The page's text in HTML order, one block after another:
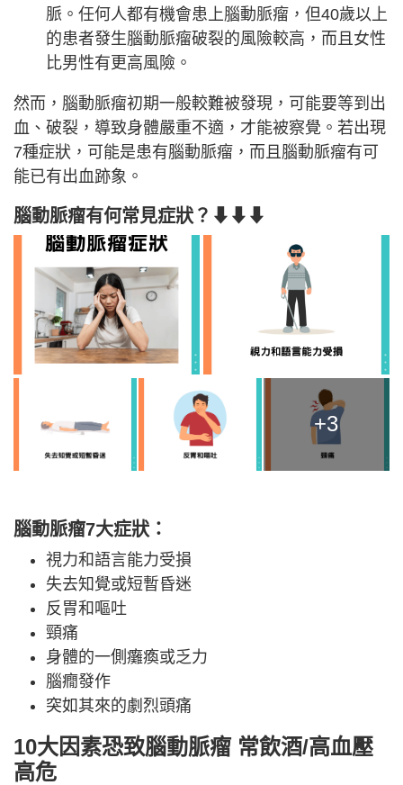
脈。任何人都有機會患上腦動脈瘤，但40歲以上
的患者發生腦動脈瘤破裂的風險較高，而且女性
比男性有更高風險。
然而，腦動脈瘤初期一般較難被發現，可能要等到出
血、破裂，導致身體嚴重不適，才能被察覺。若出現
7種症狀，可能是患有腦動脈瘤，而且腦動脈瘤有可
能已有出血跡象。
腦動脈瘤有何常見症狀？⬇⬇⬇
+3
腦動脈瘤7大症狀：
視力和語言能力受損
失去知覺或短暫昏迷
反胃和嘔吐
頸痛
身體的一側癱瘓或乏力
腦癇發作
突如其來的劇烈頭痛
10大因素恐致腦動脈瘤 常飲酒/高血壓
高危